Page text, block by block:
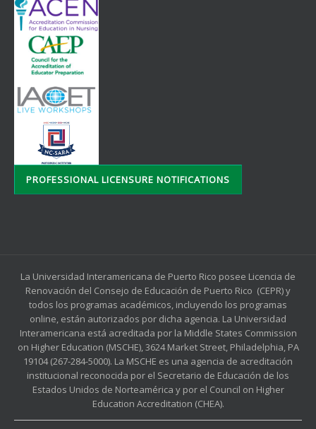
PROFESSIONAL LICENSURE NOTIFICATIONS
La Universidad Interamericana de Puerto Rico posee Licencia de
Renovación del Consejo de Educación de Puerto Rico (CEPR) y
todos los programas académicos, incluyendo los programas
online, están autorizados por dicha agencia. La Universidad
Interamericana está acreditada por la Middle States Commission
on Higher Education (MSCHE), 3624 Market Street, Philadelphia, PA
19104 (267-284-5000). La MSCHE es una agencia de acreditación
institucional reconocida por el Secretario de Educación de los
Estados Unidos de Norteamérica y por el Council on Higher
Education Accreditation (CHEA).